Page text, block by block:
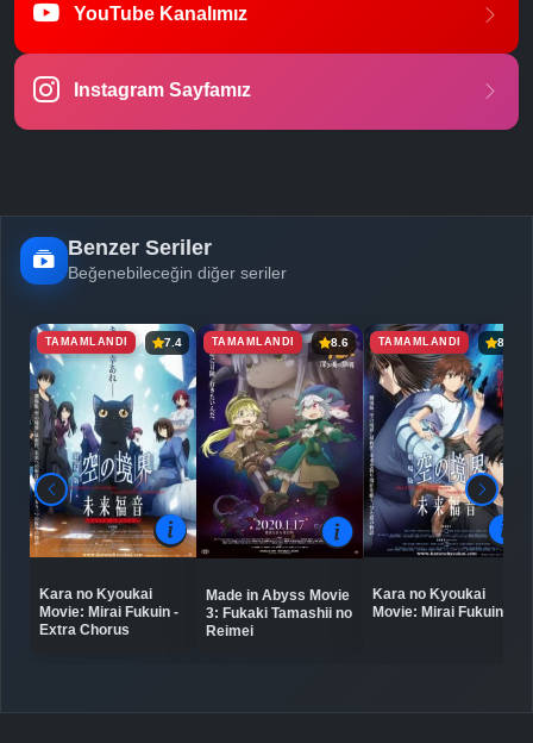
-Bölüm No: 24
YouTube Kanalımız
Instagram Sayfamız
Benzer Seriler
Beğenebileceğin diğer seriler
TAMAMLANDI 7.4
Kara no Kyoukai
Movie: Mirai Fukuin -
Extra Chorus
TAMAMLANDI 8.6
Made in Abyss Movie
3: Fukaki Tamashii no
Reimei
TAMAMLANDI 8.0
Kara no Kyoukai
Movie: Mirai Fukuin